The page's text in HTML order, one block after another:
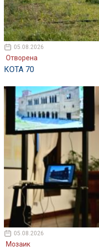
05.08.2026
Отворена
КОТА 70
05.08.2026
Мозаик